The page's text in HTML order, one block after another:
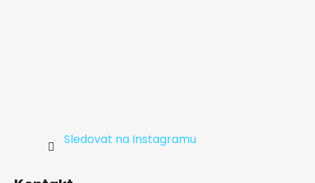
Sledovat na Instagramu